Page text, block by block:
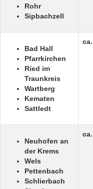
Rohr
Sipbachzell
Bad Hall
Pfarrkirchen
Ried im
Traunkreis
Wartberg
Kematen
Sattledt
Neuhofen an
der Krems
Wels
Pettenbach
Schlierbach